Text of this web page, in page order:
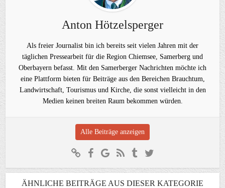
Anton Hötzelsperger
Als freier Journalist bin ich bereits seit vielen Jahren mit der
täglichen Pressearbeit für die Region Chiemsee, Samerberg und
Oberbayern befasst. Mit den Samerberger Nachrichten möchte ich
eine Plattform bieten für Beiträge aus den Bereichen Brauchtum,
Landwirtschaft, Tourismus und Kirche, die sonst vielleicht in den
Medien keinen breiten Raum bekommen würden.
Alle Beiträge anzeigen
ÄHNLICHE BEITRÄGE AUS DIESER KATEGORIE